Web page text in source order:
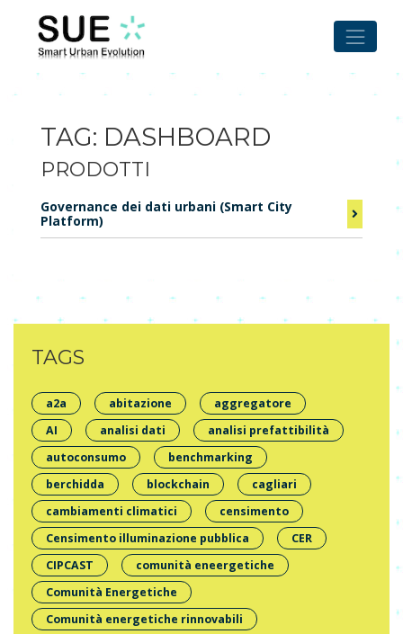
content
TAG: DASHBOARD
PRODOTTI
Governance dei dati urbani (Smart City
Platform)
TAGS
a2a abitazione
aggregatore
AI
analisi dati
analisi prefattibilità
autoconsumo
benchmarking
berchidda
blockchain
cagliari
cambiamenti climatici
censimento
Censimento illuminazione pubblica
CER
CIPCAST
comunità eneergetiche
Comunità Energetiche
Comunità energetiche rinnovabili